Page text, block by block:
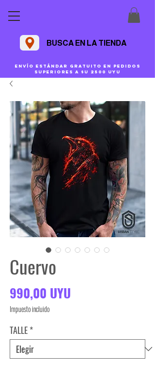
Envío estándar gratuito en pedidos
superiores a $U 2500 uyu
BUSCA EN LA TIENDA
Cuervo
990,00 UYU
Impuesto incluido
TALLE*